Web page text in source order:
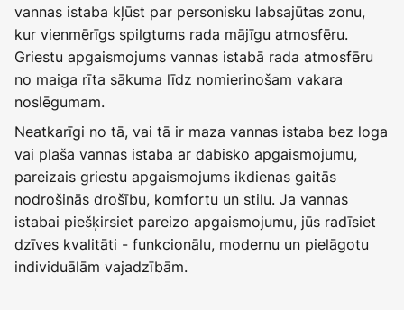
vannas istaba kļūst par personisku labsajūtas zonu,
kur vienmērīgs spilgtums rada mājīgu atmosfēru.
Griestu apgaismojums vannas istabā rada atmosfēru
no maiga rīta sākuma līdz nomierinošam vakara
noslēgumam.
Neatkarīgi no tā, vai tā ir maza vannas istaba bez loga
vai plaša vannas istaba ar dabisko apgaismojumu,
pareizais griestu apgaismojums ikdienas gaitās
nodrošinās drošību, komfortu un stilu. Ja vannas
istabai piešķirsiet pareizo apgaismojumu, jūs radīsiet
dzīves kvalitāti - funkcionālu, modernu un pielāgotu
individuālām vajadzībām.